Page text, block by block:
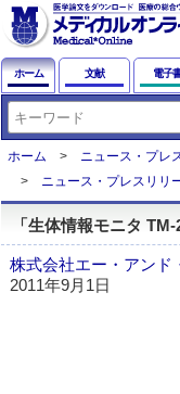
ホーム 文献 電子
ホーム
ニュース・プレ
ニュース・プレスリリ
「生体情報モニタ
株式会社エー・アンド
2011年9月1日